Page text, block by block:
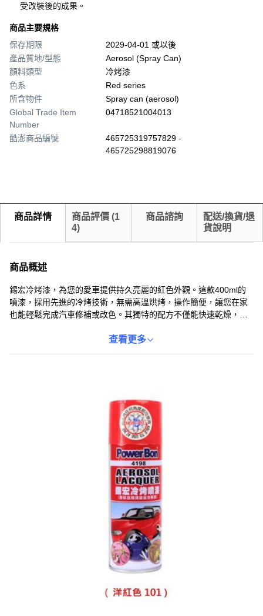
受改裝後的成果。
商品主要規格
保存期限
2029-04-01 或以後
產品質地/型態
Aerosol (Spray Can)
顏料類型
冷烤漆
色系
Red series
所含物件
Spray can (aerosol)
Global Trade Item
Number
04718521004013
酷澎商品編號
465725319757829 -
465725298819076
商品詳情 商品評價 (1
4)
商品諮詢
配送/換貨/退
貨說明
商品概述
錫宏冷烤漆，為您的愛車提供持久亮麗的紅色外觀。這款400ml的
噴漆，採用先進的冷烤技術，無需高溫烘烤，操作簡便，讓您在家
也能輕鬆完成汽車修補或改色。其獨特的配方不僅能快速乾燥，保
冷烤漆都能提供專業級的效果，讓您的愛車煥然一新。使用時請注
查看更多